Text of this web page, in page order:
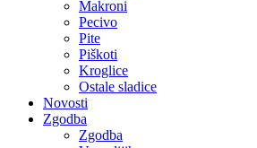
Makroni
Pecivo
Pite
Piškoti
Kroglice
Ostale sladice
Novosti
Zgodba
Zgodba